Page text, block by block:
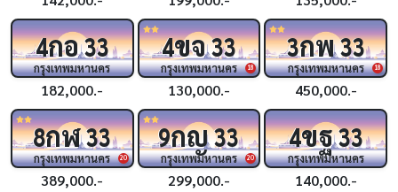
4กอ33
กรุงเทพมหานคร
182,000.-
18
4ขจ33
กรุงเทพมหานคร
130,000.-
18
3กพ33
กรุงเทพมหานคร
450,000.-
20
8กฬ33
กรุงเทพมหานคร
389,000.-
20
9กญ33
กรุงเทพมหานคร
299,000.-
4ขฐ33
กรุงเทพมหานคร
140,000.-